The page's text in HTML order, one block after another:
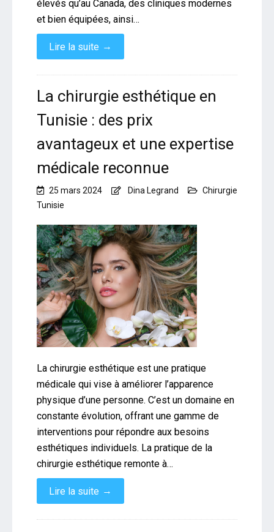
élevés qu’au Canada, des cliniques modernes
et bien équipées, ainsi…
Lire la suite →
La chirurgie esthétique en
Tunisie : des prix
avantageux et une expertise
médicale reconnue
25 mars 2024 Dina Legrand
Chirurgie
Tunisie
La chirurgie esthétique est une pratique
médicale qui vise à améliorer l’apparence
physique d’une personne. C’est un domaine en
constante évolution, offrant une gamme de
interventions pour répondre aux besoins
esthétiques individuels. La pratique de la
chirurgie esthétique remonte à…
Lire la suite →